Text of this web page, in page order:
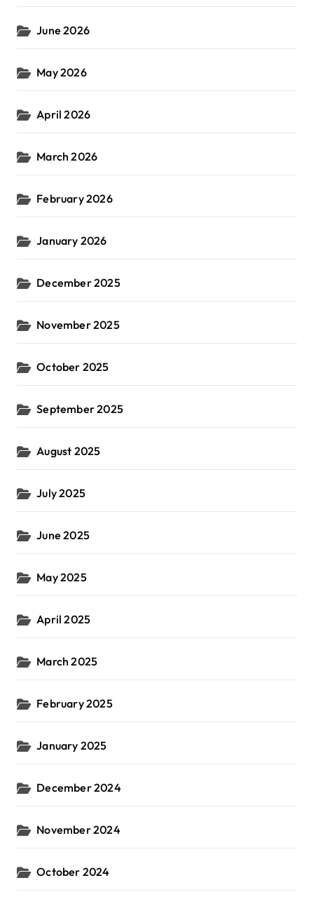
June 2026
May 2026
April 2026
March 2026
February 2026
January 2026
December 2025
November 2025
October 2025
September 2025
August 2025
July 2025
June 2025
May 2025
April 2025
March 2025
February 2025
January 2025
December 2024
November 2024
October 2024